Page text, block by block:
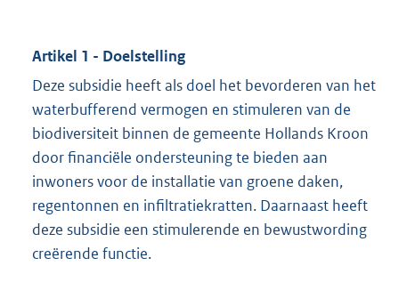
Artikel 1 - Doelstelling
Deze subsidie heeft als doel het bevorderen van het
waterbufferend vermogen en stimuleren van de
biodiversiteit binnen de gemeente Hollands Kroon
door financiële ondersteuning te bieden aan
inwoners voor de installatie van groene daken,
regentonnen en infiltratiekratten. Daarnaast heeft
deze subsidie een stimulerende en bewustwording
creërende functie.